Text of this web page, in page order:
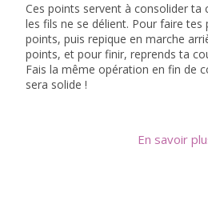
Ces points servent à consolider ta
les fils ne se délient. Pour faire tes
points, puis repique en marche
points, et pour finir, reprends ta
Fais la même opération en fin de
sera solide !
En savoir